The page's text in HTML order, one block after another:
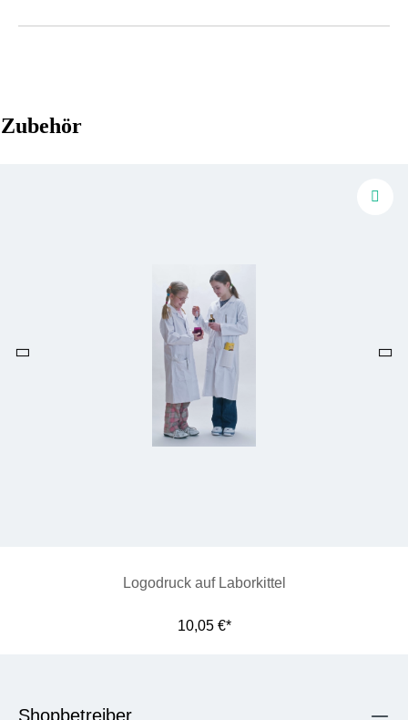
Zubehör
Logodruck auf Laborkittel
10,05 €*
Shopbetreiber